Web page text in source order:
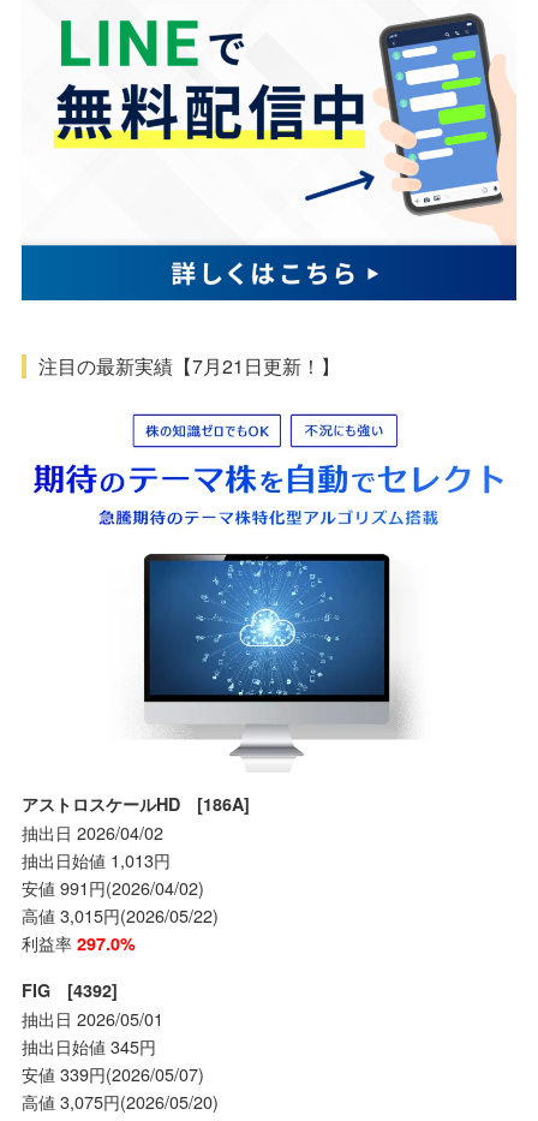
注目の最新実績【7月21日更新！】
アストロスケールHD [186A]
抽出日 2026/04/02
抽出日始値 1,013円
安値 991円(2026/04/02)
高値 3,015円(2026/05/22)
利益率 297.0%
FIG [4392]
抽出日 2026/05/01
抽出日始値 345円
安値 339円(2026/05/07)
高値 3,075円(2026/05/20)